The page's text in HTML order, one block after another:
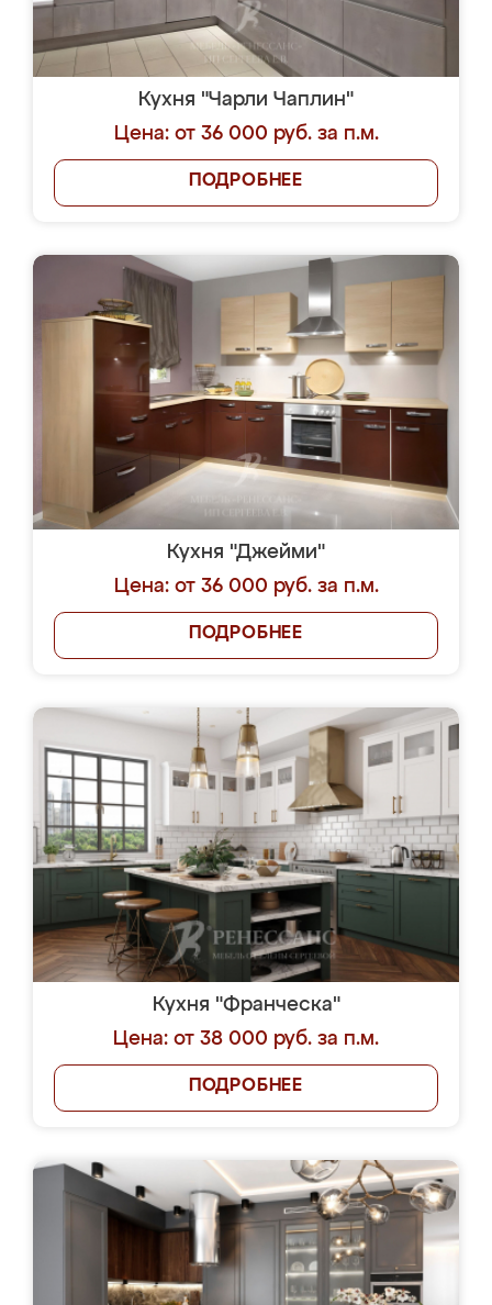
Кухня "Чарли Чаплин"
Цена: от 36 000 руб. за п.м.
ПОДРОБНЕЕ
Кухня "Джейми"
Цена: от 36 000 руб. за п.м.
ПОДРОБНЕЕ
Кухня "Франческа"
Цена: от 38 000 руб. за п.м.
ПОДРОБНЕЕ